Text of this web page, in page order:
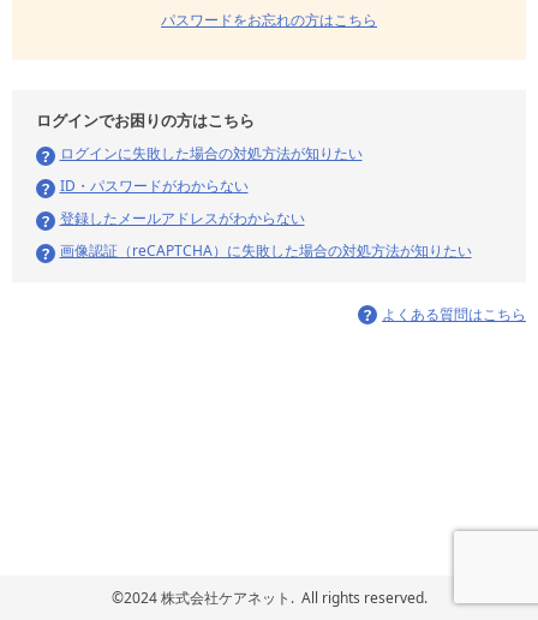
パスワードをお忘れの方はこちら
ログインでお困りの方はこちら
ログインに失敗した場合の対処方法が知りたい
ID・パスワードがわからない
登録したメールアドレスがわからない
画像認証（reCAPTCHA）に失敗した場合の対処方法が知りたい
よくある質問はこちら
©2024 株式会社ケアネット. All rights reserved.